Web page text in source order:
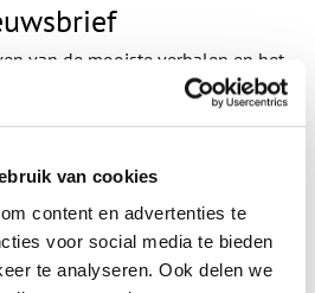
van cookies
content en advertenties te
voor social media te bieden
te analyseren. Ook delen we
van de mooiste verhalen en het
u dan nu in voor onze
met ons privacybeleid